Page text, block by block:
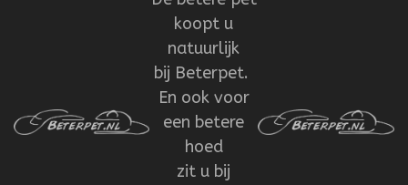
koopt u
natuurlijk
bij Beterpet.
En ook voor
een betere
hoed
zit u bij